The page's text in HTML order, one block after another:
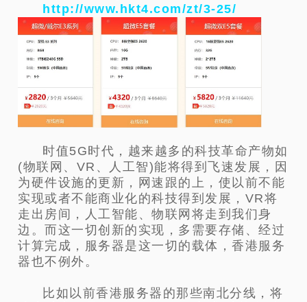
http://www.hkt4.com/zt/3-25/
时值5G时代，越来越多的科技革命产物如
(物联网、VR、人工智)能将得到飞速发展，因
为硬件设施的更新，网速跟的上，使以前不能
实现或者不能商业化的科技得到发展，VR将
走出房间，人工智能、物联网将走到我们身
边。而这一切创新的实现，多需要存储、经过
计算完成，服务器是这一切的载体，香港服务
器也不例外。
比如以前香港服务器的那些南北分线，将